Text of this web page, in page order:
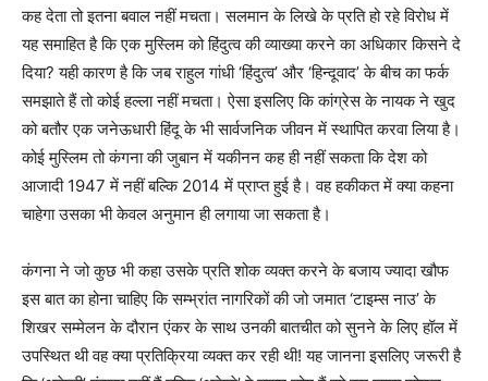
कह देता तो इतना बवाल नहीं मचता। सलमान के लिखे के प्रति हो रहे विरोध में
यह समाहित है कि एक मुस्लिम को हिंदुत्व की व्याख्या करने का अधिकार किसने दे
दिया? यही कारण है कि जब राहुल गांधी ‘हिंदुत्व’ और ‘हिन्दूवाद’ के बीच का फर्क
समझाते हैं तो कोई हल्ला नहीं मचता। ऐसा इसलिए कि कांग्रेस के नायक ने खुद
को बतौर एक जनेऊधारी हिंदू के भी सार्वजनिक जीवन में स्थापित करवा लिया है।
कोई मुस्लिम तो कंगना की जुबान में यकीनन कह ही नहीं सकता कि देश को
आजादी 1947 में नहीं बल्कि 2014 में प्राप्त हुई है। वह हकीकत में क्या कहना
चाहेगा उसका भी केवल अनुमान ही लगाया जा सकता है।
कंगना ने जो कुछ भी कहा उसके प्रति शोक व्यक्त करने के बजाय ज्यादा खौफ
इस बात का होना चाहिए कि सम्भ्रांत नागरिकों की जो जमात ‘टाइम्स नाउ’ के
शिखर सम्मेलन के दौरान एंकर के साथ उनकी बातचीत को सुनने के लिए हॉल में
उपस्थित थी वह क्या प्रतिक्रिया व्यक्त कर रही थी! यह जानना इसलिए जरूरी है